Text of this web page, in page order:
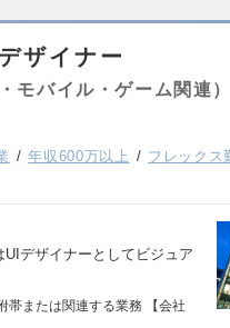
ザイナー
モバイル・ゲーム関連）
年収600万以上 フレックス
UIデザイナーとしてビジュア
帯または関連する業務 【会社